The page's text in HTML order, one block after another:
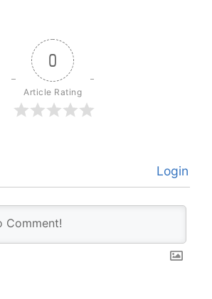
0
Article Rating
Login